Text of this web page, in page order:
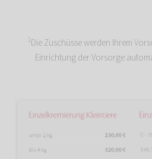
1Die Zuschüsse werden Ihrem
Einrichtung der Vorsorge